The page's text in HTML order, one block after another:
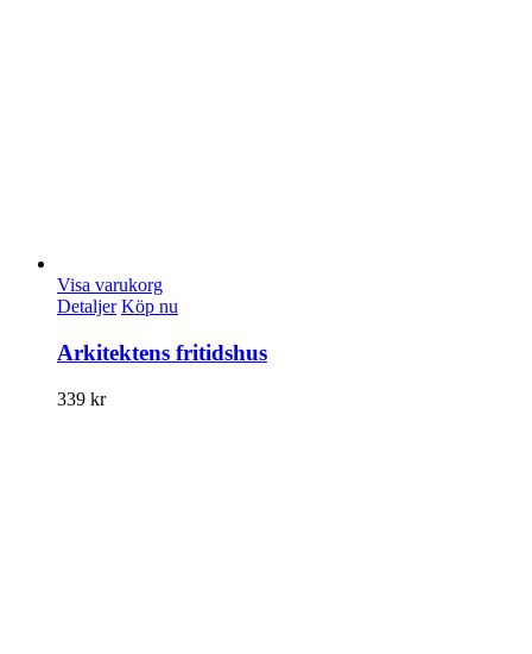
Visa varukorg
Detaljer Köp nu
Arkitektens fritidshus
339 kr